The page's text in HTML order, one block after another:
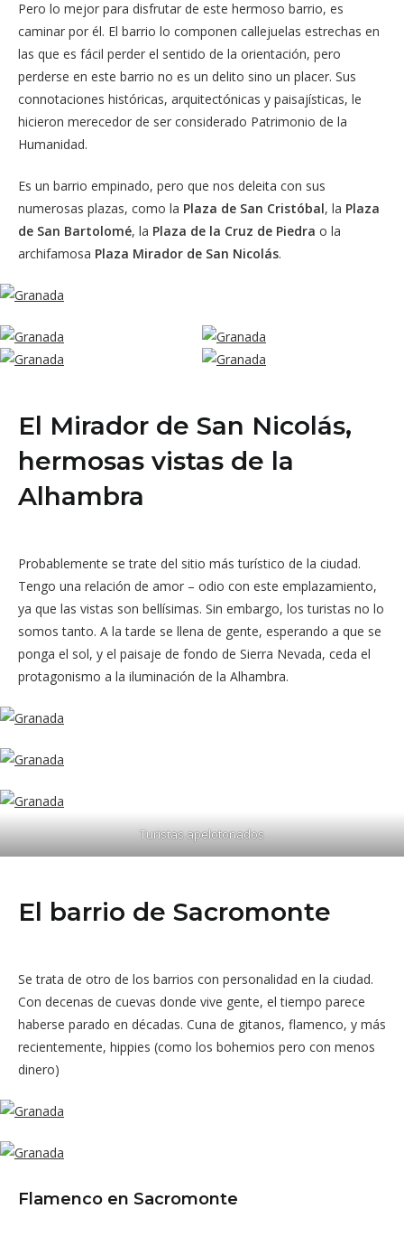
Pero lo mejor para disfrutar de este hermoso barrio, es
caminar por él. El barrio lo componen callejuelas estrechas en
las que es fácil perder el sentido de la orientación, pero
perderse en este barrio no es un delito sino un placer. Sus
connotaciones históricas, arquitectónicas y paisajísticas, le
hicieron merecedor de ser considerado Patrimonio de la
Humanidad.
Es un barrio empinado, pero que nos deleita con sus
numerosas plazas, como la Plaza de San Cristóbal, la Plaza
de San Bartolomé, la Plaza de la Cruz de Piedra o la
archifamosa Plaza Mirador de San Nicolás.
El Mirador de San Nicolás,
hermosas vistas de la
Alhambra
Probablemente se trate del sitio más turístico de la ciudad.
Tengo una relación de amor – odio con este emplazamiento,
ya que las vistas son bellísimas. Sin embargo, los turistas no lo
somos tanto. A la tarde se llena de gente, esperando a que se
ponga el sol, y el paisaje de fondo de Sierra Nevada, ceda el
protagonismo a la iluminación de la Alhambra.
Turistas apelotonados
El barrio de Sacromonte
Se trata de otro de los barrios con personalidad en la ciudad.
Con decenas de cuevas donde vive gente, el tiempo parece
haberse parado en décadas. Cuna de gitanos, flamenco, y más
recientemente, hippies (como los bohemios pero con menos
dinero)
Flamenco en Sacromonte